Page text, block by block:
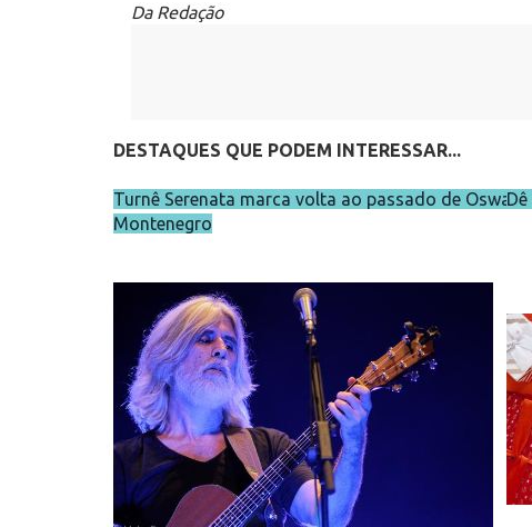
Da Redação
DESTAQUES QUE PODEM INTERESSAR...
Turnê Serenata marca volta ao passado de
Montenegro